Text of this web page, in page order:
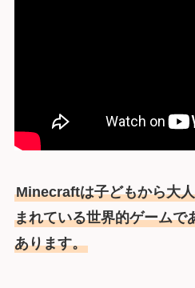
Minecraftは子どもから大
まれている世界的ゲームで
あります。